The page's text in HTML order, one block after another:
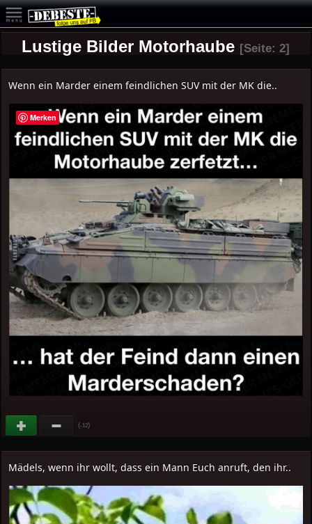
Lustige Bilder Motorhaube [Seite: 2]
Wenn ein Marder einem feindlichen SUV mit der MK die..
(-12)
Mädels, wenn ihr wollt, dass ein Mann Euch anruft, den ihr..
Merken